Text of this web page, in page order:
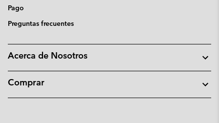
SEARCH
Pago
Preguntas frecuentes
Acerca de Nosotros
Comprar